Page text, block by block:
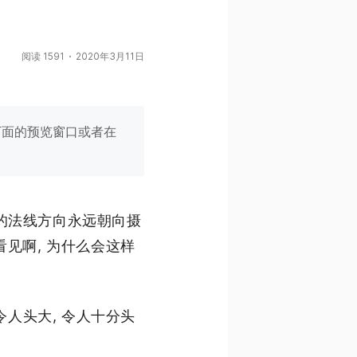
阅读 1591 2020年3月11日
的预览窗口或者在
法线方向永远朝向摄
见啊, 为什么会这样
人头大, 令人十分头